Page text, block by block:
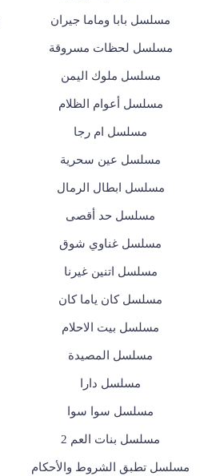
مسلسل بابا وماما جيران
مسلسل لحظات مسروقة
مسلسل ملوك اليمن
مسلسل أعوام الظلام
مسلسل ام رجا
مسلسل عين سحرية
مسلسل ابطال الرمال
مسلسل حد أقصى
مسلسل غناوي شوق
مسلسل اتنين غيرنا
مسلسل كان ياما كان
مسلسل بيت الاحلام
مسلسل المصيدة
مسلسل دارا
مسلسل سوا سوا
مسلسل بنات العم 2
مسلسل تطبق الشروط والأحكام